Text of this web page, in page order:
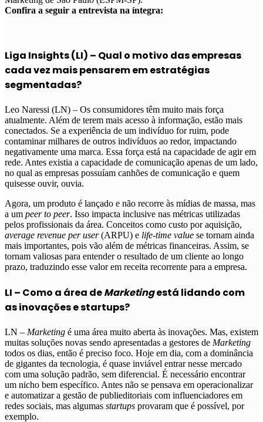
Confira a seguir a entrevista na íntegra:
Liga Insights (LI) – Qual o motivo das empresas
cada vez mais pensarem em estratégias
segmentadas?
Leo Naressi (LN) – Os consumidores têm muito mais força
atualmente. Além de terem mais acesso à informação, estão mais
conectados. Se a experiência de um indivíduo for ruim, pode
contaminar milhares de outros indivíduos ao redor, impactando
negativamente uma marca. Essa força está na capacidade de agir em
rede. Antes existia a capacidade de comunicação apenas de um lado,
no qual as empresas possuíam canhões de comunicação e quem
quisesse ouvir, ouvia.
Agora, um produto é lançado e não recorre às mídias de massa, mas
a um peer to peer. Isso impacta inclusive nas métricas utilizadas
pelos profissionais da área. Conceitos como custo por aquisição,
average revenue per user(ARPU) e life-time value se tornam ainda
mais importantes, pois vão além de métricas financeiras. Assim, se
tornam valiosas para entender o resultado de um cliente ao longo
prazo, traduzindo esse valor em receita recorrente para a empresa.
LI – Como a área deMarketingestá lidando com
as inovações e startups?
LN – Marketing é uma área muito aberta às inovações. Mas, existem
muitas soluções novas sendo apresentadas a gestores de Marketing
todos os dias, então é preciso foco. Hoje em dia, com a dominância
de gigantes da tecnologia, é quase inviável entrar nesse mercado
com uma solução padrão, sem diferencial. É necessário encontrar
um nicho bem específico. Antes não se pensava em operacionalizar
e automatizar a gestão de publieditoriais com influenciadores em
redes sociais, mas algumas startups provaram que é possível, por
exemplo.